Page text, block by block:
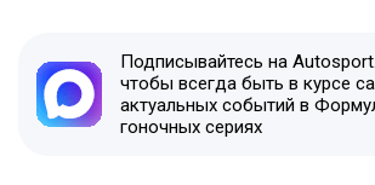
Подписывайтесь на
чтобы всегда быть в курсе
актуальных событий в
гоночных сериях